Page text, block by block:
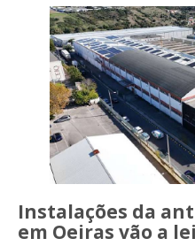
Instalações da
em Oeiras vão a